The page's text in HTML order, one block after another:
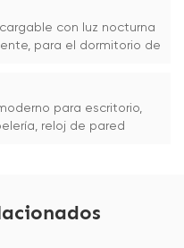
con luz nocturna
para el dormitorio de
para escritorio,
reloj de pared